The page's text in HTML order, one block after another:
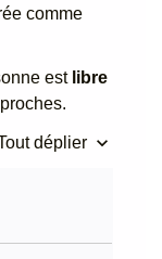
comme
est libre
déplier keyboard_arrow_down